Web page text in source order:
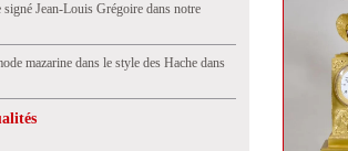
Jean-Louis Grégoire dans notre
mazarine dans le style des Hache dans